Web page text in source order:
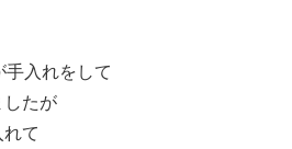
入れをして
したが
て